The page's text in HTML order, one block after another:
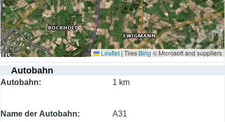
Leaflet |TilesBing © Microsoft and suppliers
Autobahn
Autobahn 1 km
Name der Autobahn A31